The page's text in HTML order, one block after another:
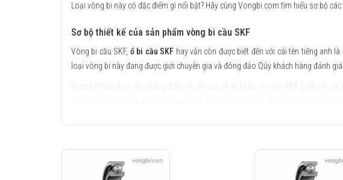
Loại vòng bi này có đặc điểm gì nổi bật? Hãy cùng Vongbi.com tìm hiểu sơ bộ
Sơ bộ thiết kế của sản phẩm vòng bi cầu SKF
Vòng bi cầu SKF, ổ bi cầu SKF hay vẫn còn được biết đến với cái tên tiếng anh
loại vòng bi này đang được giới chuyên gia và đông đảo Qúy khách hàng đánh
Được kế thừa trọn vẹn những điểm mạnh của phân khúc vòng bi SKF Explorer
khiết cao hơn và công nghệ chế tạo mới đã nâng cao khả năng làm việc và cấp
Qúy khách hàng có thể xem qua hình ảnh dưới đây để thấy rõ được thiết kế khác